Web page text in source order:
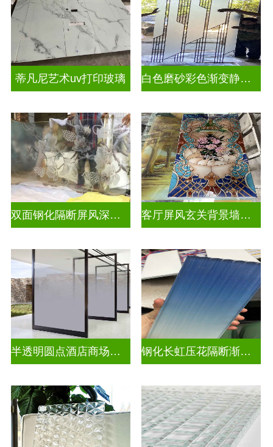
蒂凡尼艺术uv打印玻璃 白色磨砂彩色渐变静电玻璃UV打印加工
双面钢化隔断屏风深雕玻璃 客厅屏风玄关背景墙深雕浮雕玻璃
半透明圆点酒店商场渐变装饰玻璃 钢化长虹压花隔断渐变隔断装饰玻璃